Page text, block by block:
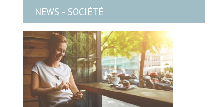
NEWS – SOCIÉTÉ